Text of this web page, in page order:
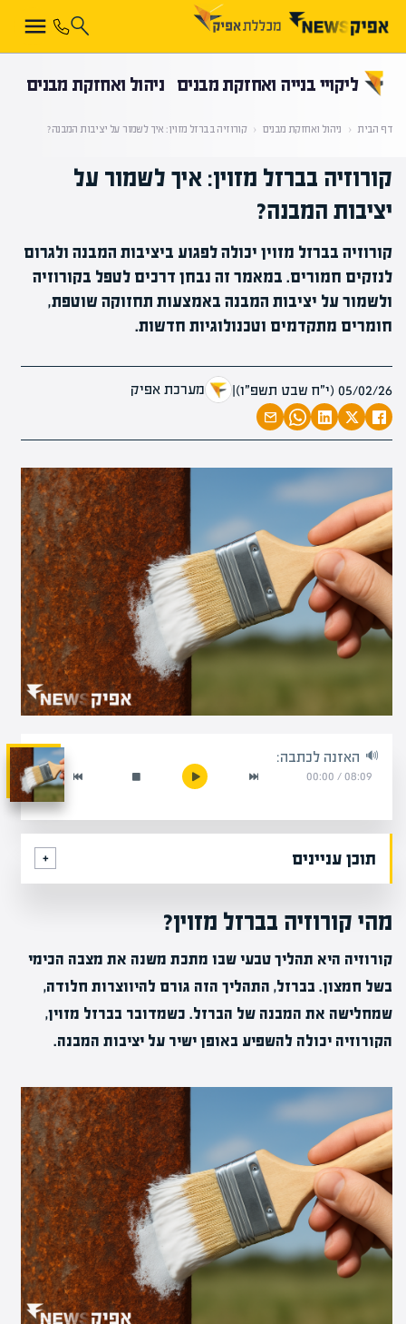
ליקויי בנייה ואחזקת מבנים ניהול ואחזקת מבנים
דף הבית ‹ ניהול ואחזקת מבנים ‹ קורוזיה בברזל מזוין: איך לשמור על יציבות המבנה?
קורוזיה בברזל מזוין: איך לשמור על
יציבות המבנה?
קורוזיה בברזל מזוין יכולה לפגוע ביציבות המבנה ולגרום
לנזקים חמורים. במאמר זה נבחן דרכים לטפל בקורוזיה
ולשמור על יציבות המבנה באמצעות תחזוקה שוטפת,
חומרים מתקדמים וטכנולוגיות חדשות.
05/02/26 (י״ח שבט תשפ״ו) | מערכת אפיק
האזנה לכתבה:
08:09
/
00:00
תוכן עניינים
מהי קורוזיה בברזל מזוין?
קורוזיה היא תהליך טבעי שבו מתכת משנה את מצבה הכימי
בשל חמצון. בברזל, התהליך הזה גורם להיווצרות חלודה,
שמחלישה את המבנה של הברזל. כשמדובר בברזל מזוין,
הקורוזיה יכולה להשפיע באופן ישיר על יציבות המבנה.